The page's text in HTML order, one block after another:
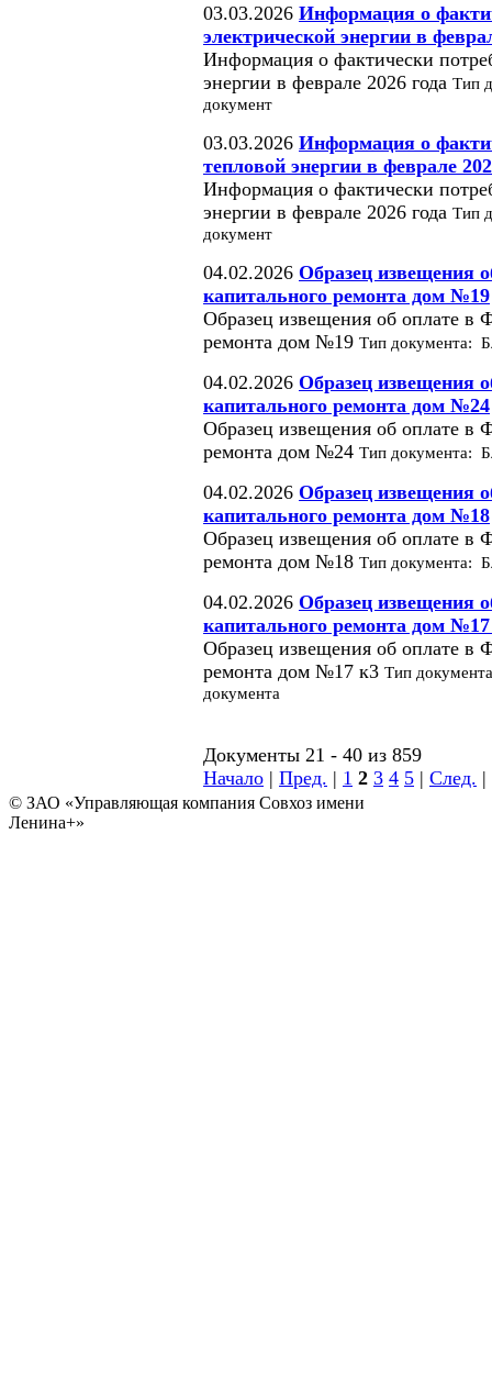
03.03.2026 Информация о
электрической энергии в
Информация о фактически
энергии в феврале 2026 года Тип
документ
03.03.2026 Информация о
тепловой энергии в феврале
Информация о фактически
энергии в феврале 2026 года Тип
документ
04.02.2026 Образец извещения
капитального ремонта дом №19
Образец извещения об оплате в
ремонта дом №19 Тип документа:
04.02.2026 Образец извещения
капитального ремонта дом №24
Образец извещения об оплате в
ремонта дом №24 Тип документа:
04.02.2026 Образец извещения
капитального ремонта дом №18
Образец извещения об оплате в
ремонта дом №18 Тип документа:
04.02.2026 Образец извещения
капитального ремонта дом
Образец извещения об оплате в
ремонта дом №17 к3 Тип
документа
Документы 21 - 40 из 859
Начало | Пред. | 1 2 3 4 5 | След. |
© ЗАО «Управляющая компания Совхоз имени
Ленина+»